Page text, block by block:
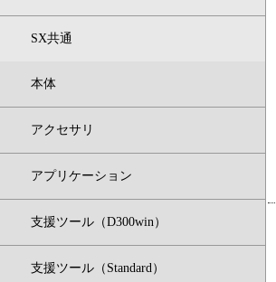
SX共通
本体
アクセサリ
アプリケーション
支援ツール（D300win）
支援ツール（Standard）